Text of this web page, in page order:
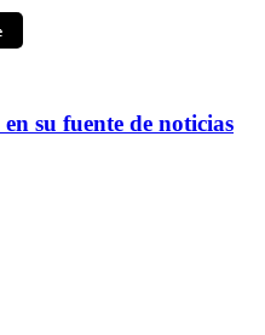
en su fuente de noticias